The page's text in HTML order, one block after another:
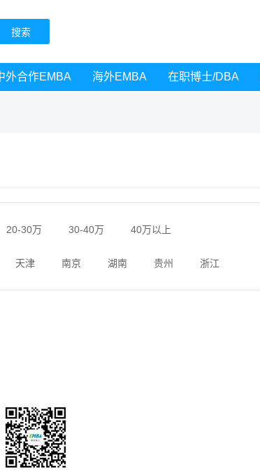
外合作EMBA 海外EMBA 在职博士/DBA
20-30万 30-40万 40万以上
天津 南京 湖南 贵州 浙江